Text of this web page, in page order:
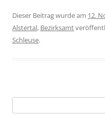
Dieser Beitrag wurde am 12.
Alstertal, Bezirksamt
Schleuse.